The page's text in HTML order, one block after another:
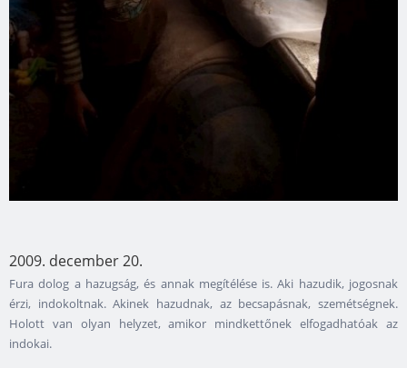
2009. december 20.
Fura dolog a hazugság, és annak megítélése is. Aki hazudik, jogosnak
érzi, indokoltnak. Akinek hazudnak, az becsapásnak, szemétségnek.
Holott van olyan helyzet, amikor mindkettőnek elfogadhatóak az
indokai.